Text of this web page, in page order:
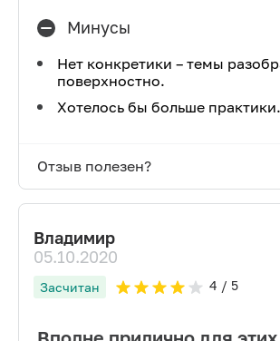
Минусы
Нет конкретики – темы
поверхностно.
Хотелось бы больше практики.
Отзыв полезен?
Владимир
05.10.2020
Засчитан 4 / 5